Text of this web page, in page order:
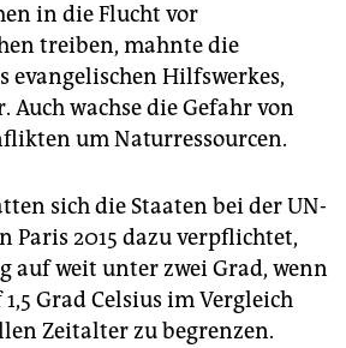
in die Flucht vor
treiben, mahnte die
evangelischen Hilfswerkes,
Auch wachse die Gefahr von
um Naturressourcen.
sich die Staaten bei der UN-
Paris 2015 dazu verpflichtet,
auf weit unter zwei Grad, wenn
Grad Celsius im Vergleich
Zeitalter zu begrenzen.